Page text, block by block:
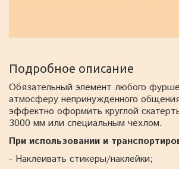
Подробное описание
Обязательный элемент любого
атмосферу непринужденного
эффектно оформить круглой
3000 мм или специальным чехлом.
При использовании и
- Наклеивать стикеры/наклейки;